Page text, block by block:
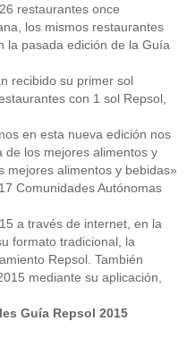
restaurantes once
los mismos restaurantes
la pasada edición de la Guía
recibido su primer sol
con 1 sol Repsol,
en esta nueva edición nos
los mejores alimentos y
mejores alimentos y bebidas»
Comunidades Autónomas
a través de internet, en la
formato tradicional, la
Repsol. También
mediante su aplicación,
Guía Repsol 2015